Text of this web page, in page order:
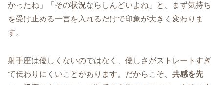
かったね」「その状況ならしんどいよね」と、まず気持ち
を受け止める一言を入れるだけで印象が大きく変わりま
す。
射手座は優しくないのではなく、優しさがストレートすぎ
て伝わりにくいことがあります。だからこそ、 共感を先